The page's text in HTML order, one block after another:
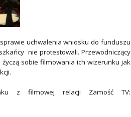
uchwalenia wniosku do funduszu
nie protestowali. Przewodniczący
sobie filmowania ich wizerunku jak
z filmowej relacji Zamość TV: